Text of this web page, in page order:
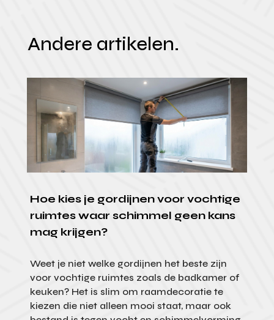
Andere artikelen.
Hoe kies je gordijnen voor vochtige
ruimtes waar schimmel geen kans
mag krijgen?
Weet je niet welke gordijnen het beste zijn
voor vochtige ruimtes zoals de badkamer of
keuken? Het is slim om raamdecoratie te
kiezen die niet alleen mooi staat, maar ook